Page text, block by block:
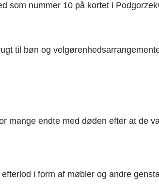
som nummer 10 på kortet i
til bøn og
mange endte med døden efter at de
i form af møbler og andre